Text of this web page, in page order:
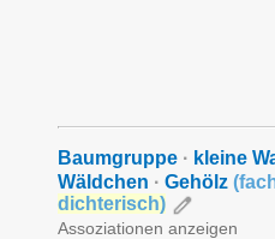
Baumgruppe · kleine
Wäldchen · Gehölz (
dichterisch)
Assoziationen anzeigen